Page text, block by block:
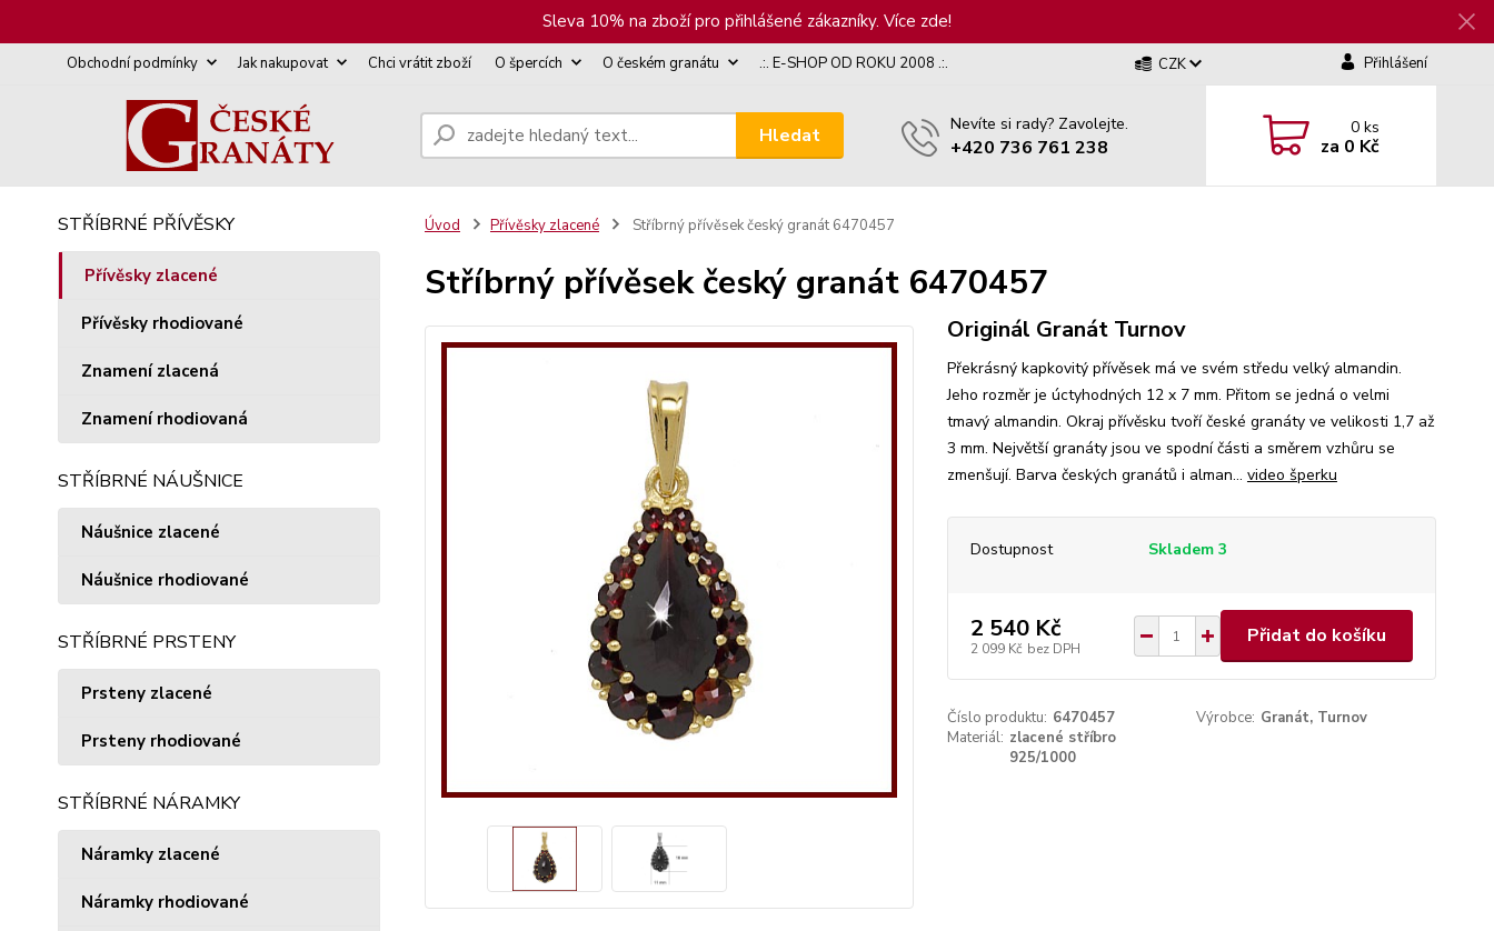
Sleva 10% na zboží pro přihlášené zákazníky. Více zde!
Obchodní podmínky Jak nakupovat Chci vrátit zboží O špercích O českém granátu .:. E-SHOP OD ROKU 2008 .:. CZK Přihlášení
Hledat Nevíte si rady? Zavolejte.
+420 736 761 238
0ks
za 0 Kč
STŘÍBRNÉ PŘÍVĚSKY
Přívěsky zlacené
Přívěsky rhodiované
Znamení zlacená
Znamení rhodiovaná
STŘÍBRNÉ NÁUŠNICE
Náušnice zlacené
Náušnice rhodiované
STŘÍBRNÉ PRSTENY
Prsteny zlacené
Prsteny rhodiované
STŘÍBRNÉ NÁRAMKY
Náramky zlacené
Náramky rhodiované
Úvod Přívěsky zlacené Stříbrný přívěsek český granát 6470457
Stříbrný přívěsek český granát 6470457
Originál Granát Turnov
Překrásný kapkovitý přívěsek má ve svém středu velký almandin.
Jeho rozměr je úctyhodných 12 x 7 mm. Přitom se jedná o velmi
tmavý almandin. Okraj přívěsku tvoří české granáty ve velikosti 1,7 až
3 mm. Největší granáty jsou ve spodní části a směrem vzhůru se
zmenšují. Barva českých granátů i alman... video šperku
Dostupnost Skladem 3
2 540 Kč
2 099 Kč bez DPH
Přidat do košíku
Číslo produktu: 6470457 Výrobce: Granát, Turnov
Materiál: zlacené stříbro
925/1000